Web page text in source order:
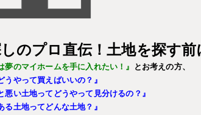
のプロ直伝！土地を探す
夢のマイホームを手に入れたい！』
とお考えの方、
うやって買えばいいの？』
悪い土地ってどうやって見分けるの？』
る土地ってどんな土地？』